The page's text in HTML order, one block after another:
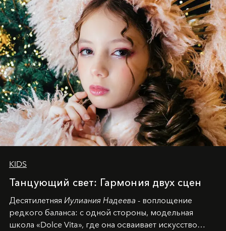
KIDS
Танцующий свет: Гармония двух сцен
Десятилетняя Иулиания Надеева - воплощение
редкого баланса: с одной стороны, модельная
школа «Dolce Vita», где она осваивает искусство